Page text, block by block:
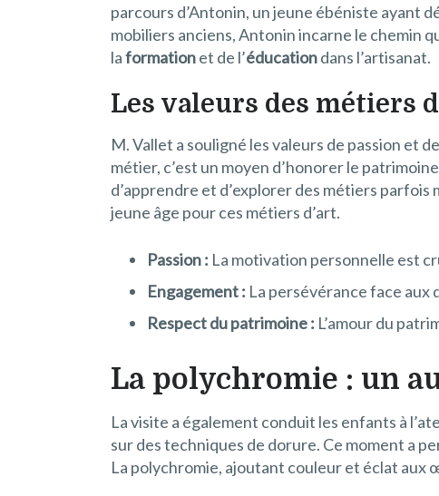
parcours d’Antonin, un jeune ébéniste ayant
mobiliers anciens, Antonin incarne le chemin
laformationet de l’éducationdans l’artisanat.
Les valeurs des métiers
M. Vallet a souligné les valeurs de passion et
métier, c’est un moyen d’honorer le
d’apprendre et d’explorer des métiers
jeune âge pour ces métiers d’art.
Passion : La motivation personnelle est
Engagement : La persévérance face aux
Respect du patrimoine : L’amour du
La polychromie : un
La visite a également conduit les enfants à
sur des techniques de dorure. Ce moment a
La polychromie, ajoutant couleur et éclat aux